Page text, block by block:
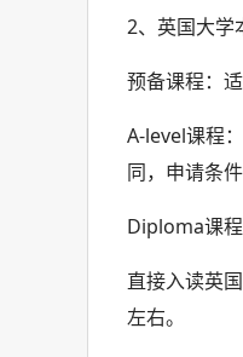
2、英国大学
预备课程：
A-level课程
同，申请条
Diploma课
直接入读英
左右。